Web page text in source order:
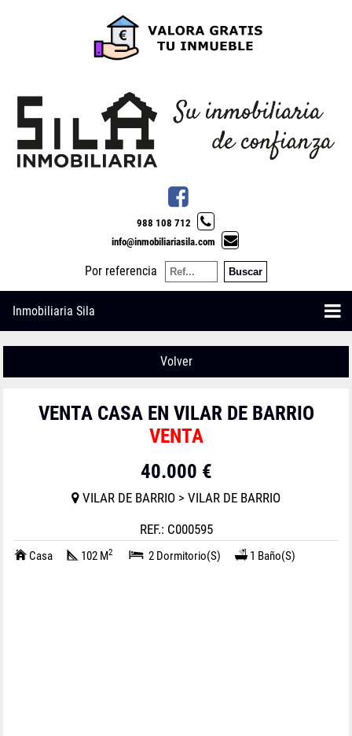
988 108 712
info@inmobiliariasila.com
Inmobiliaria Sila
Por referencia
Volver
VENTA CASA EN VILAR DE BARRIO
VENTA
40.000 €
VILAR DE BARRIO > VILAR DE BARRIO
REF.: C000595
Casa 102 M2 2 Dormitorio(s) 1 Baño(s)